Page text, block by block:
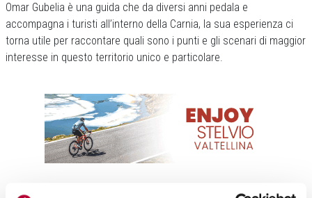
Omar Gubelia è una guida che da diversi anni pedala e
accompagna i turisti all’interno della Carnia, la sua esperienza ci
torna utile per raccontare quali sono i punti e gli scenari di maggior
interesse in questo territorio unico e particolare.
Una peculiarità della Carnia sono i percorsi in